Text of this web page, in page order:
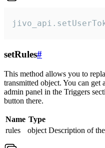
setRules#
This method allows you to
transmitted object. You can get
admin panel in the Triggers
button there.
Name Type
rules
object Description of